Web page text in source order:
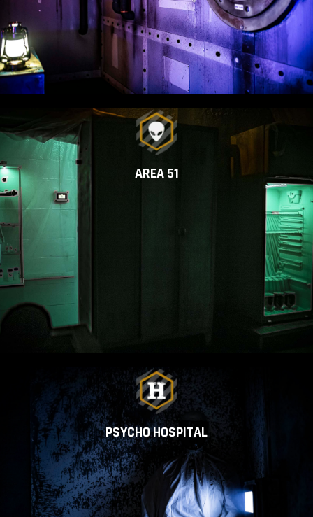
AREA 51
PSYCHO HOSPITAL